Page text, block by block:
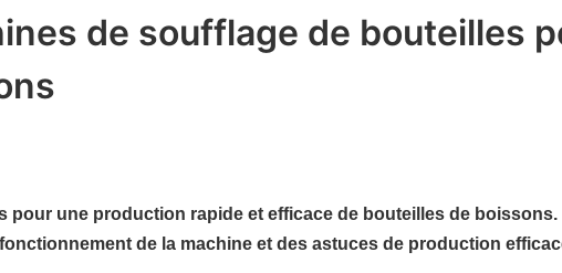
de soufflage de bouteilles
pour une production rapide et efficace de bouteilles de boissons.
de la machine et des astuces de production